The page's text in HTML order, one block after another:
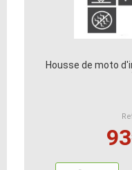
Housse de moto